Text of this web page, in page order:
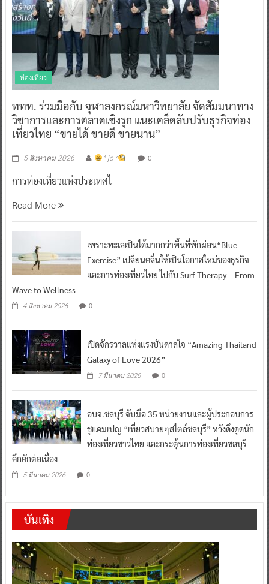
ท่องเที่ยว
ททท. ร่วมมือกับ จุฬาลงกรณ์มหาวิทยาลัย จัดสัมมนาทาง
วิชาการและการตลาดเชิงรุก แนะเคล็ดลับปรับธุรกิจท่อง
เที่ยวไทย “ขายได้ ขายดี ขายนาน”
5 สิงหาคม 2026 ^ jo ^ 0
การท่องเที่ยวแห่งประเทศไ
Read More
เพราะทะเลเป็นได้มากกว่าพื้นที่พักผ่อน“Blue
Exercise” เปลี่ยนคลื่นให้เป็นโอกาสใหม่ของธุรกิจ
และการท่องเที่ยวไทย ไปกับ Surf Therapy – From
Wave to Wellness
4 สิงหาคม 2026 0
เปิดจักรวาลแห่งแรงบันดาลใจ “Amazing Thailand
Galaxy of Love 2026”
7 มีนาคม 2026 0
อบจ.ชลบุรี จับมือ 35 หน่วยงานและผู้ประกอบการ
ชูแคมเปญ “เที่ยวสบายๆสไตล์ชลบุรี” หวังดึงดูดนัก
ท่องเที่ยวชาวไทย และกระตุ้นการท่องเที่ยวชลบุรี
คึกคักต่อเนื่อง
5 มีนาคม 2026 0
บันเทิง